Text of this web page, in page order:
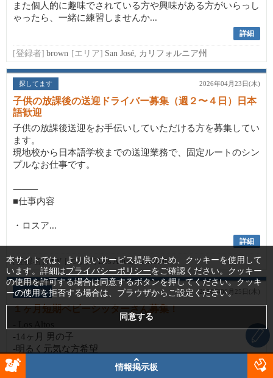
また個人的に趣味でされている方や興味がある方がいらっし
ゃったら、一緒に練習しませんか...
詳細
[登録者] brown [エリア] San José, カリフォルニア州
探してます 2026年04月23日(木)
子供の放課後の送迎ドライバー募集（週２〜４日）日本
語歓迎
子供の放課後送迎をお手伝いしていただける方を募集してい
ます。
現地校から日本語学校までの送迎業務で、固定ルートのシン
プルなお仕事です。
⸻
■仕事内容
・ロスア...
詳細
[登録者] MW [エリア] Los Altos, California
情報交換 2026年06月25日(木)
１ヶ月短期ベビーシッターさん募集！
-14ヶ月 男の子
-明るく元気な方希望
7/9以降から8/13あたりまでの期間で 月水土日 午前中に
情報掲示板
本サイトでは、より良いサービス提供のため、クッキーを使用して
います。詳細はプライバシーポリシーをご確認ください。クッキー
の使用を許可する場合は同意するボタンを押してください。クッキ
ーの使用を拒否する場合は、ブラウザからご設定ください。